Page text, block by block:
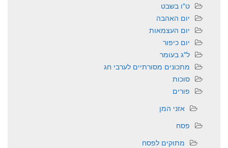
ט"ו בשבט
יום האהבה
יום העצמאות
יום כיפור
ל"ג בעומר
מתכונים מסורתיים לערבי חג
סוכות
פורים
אזני המן
פסח
מתוקים לפסח